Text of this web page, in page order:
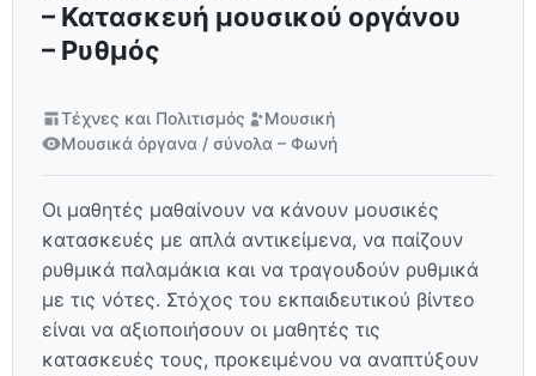
– Κατασκευή μουσικού οργάνου
– Ρυθμός
Τέχνες και Πολιτισμός
Μουσική
Μουσικά όργανα / σύνολα – Φωνή
Οι μαθητές μαθαίνουν να κάνουν μουσικές
κατασκευές με απλά αντικείμενα, να παίζουν
ρυθμικά παλαμάκια και να τραγουδούν ρυθμικά
με τις νότες. Στόχος του εκπαιδευτικού βίντεο
είναι να αξιοποιήσουν οι μαθητές τις
κατασκευές τους, προκειμένου να αναπτύξουν